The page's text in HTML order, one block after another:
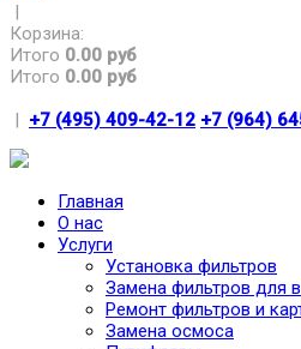
|
Корзина:
Итого 0.00 руб
Итого 0.00 руб
| +7 (495) 409-42-12 +7 (964)
Главная
О нас
Услуги
Установка фильтров
Замена фильтров для
Ремонт фильтров и
Замена осмоса